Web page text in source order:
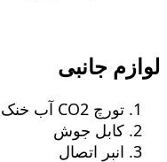
لوازم جانبی
تورچ CO2 آب خنک
کابل جوش
انبر اتصال